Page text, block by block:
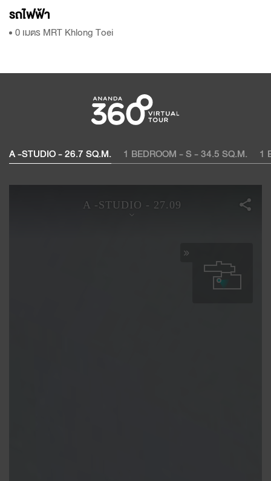
รถไฟฟ้า
0 เมตร MRT Khlong Toei
A -STUDIO - 26.7 SQ.M. 1 BEDROOM - S - 34.5 SQ.M. 1